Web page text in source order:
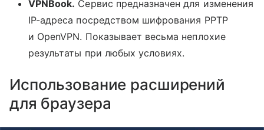
VPNBook. Сервис предназначен для изменения
IP-адреса посредством шифрования PPTP
и OpenVPN. Показывает весьма неплохие
результаты при любых условиях.
Использование расширений
для браузера